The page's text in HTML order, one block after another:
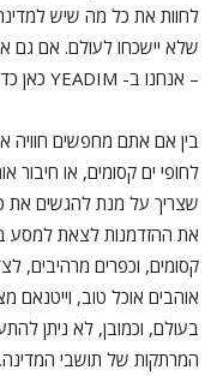
לחוות את כל מה שיש
שלא יישכחו לעולם. אם גם
– אנחנו ב- YEADIM כאן כדי להפוך את החלום שלכם למציאות.
בין אם אתם מחפשים חוויה
לחופי ים קסומים, או חיבור
שצריך על מנת להגשים את
את ההזדמנות לצאת למסע
קסומים, וכפרים מרהיבים,
אוהבים אוכל טוב, וייטנאם
בעולם, וכמובן, לא ניתן
המרתקות של תושבי המדינה.